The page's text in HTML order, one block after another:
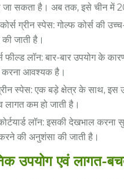
जा सकता है। अब तक, इसे चीन में
ग्रीन स्पेस: गोल्फ कोर्स की
जाती है।
फील्ड लॉन: बार-बार उपयोग के
आवश्यक है।
स्पेस: एक बड़े क्षेत्र के साथ, इस
लागत कम हो जाती है।
लॉन: इसकी देखभाल
की अनुशंसा की जाती है।
उपयोग एवं लागत-